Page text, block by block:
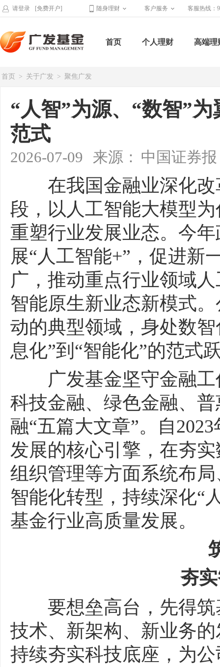
请登录 [免费开户] 随身理财 客户服务 客服热线：
首页 个人理财 高端理
首页 > 关于广发 > 聚焦广发
“人智”为源、“数智”
范式
2026-07-09 来源： 中国证券报
在我国金融业深化改
段，以人工智能大模型
重塑行业发展业态。今
展“人工智能+”，促进新
广，推动重点行业领域
智能原生新业态新模式
动的典型领域，身处数
息化”到“智能化”的范式
广发基金坚守金融工
科技金融、绿色金融、
融“五篇大文章”。自
发展的核心引擎，在夯
组织管理等方面系统布
智能化转型，持续深化“
基金行业高质量发展。
夯实
要想垒高台，先得筑
技术、新架构、新业务
持续夯实科技底座，为